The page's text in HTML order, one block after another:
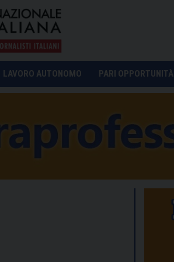
LAVORO AUTONOMO PARI OPPORTUNITÀ